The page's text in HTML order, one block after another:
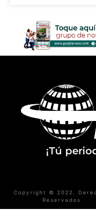
¡Tú
Copyright © 2022.
Reservados